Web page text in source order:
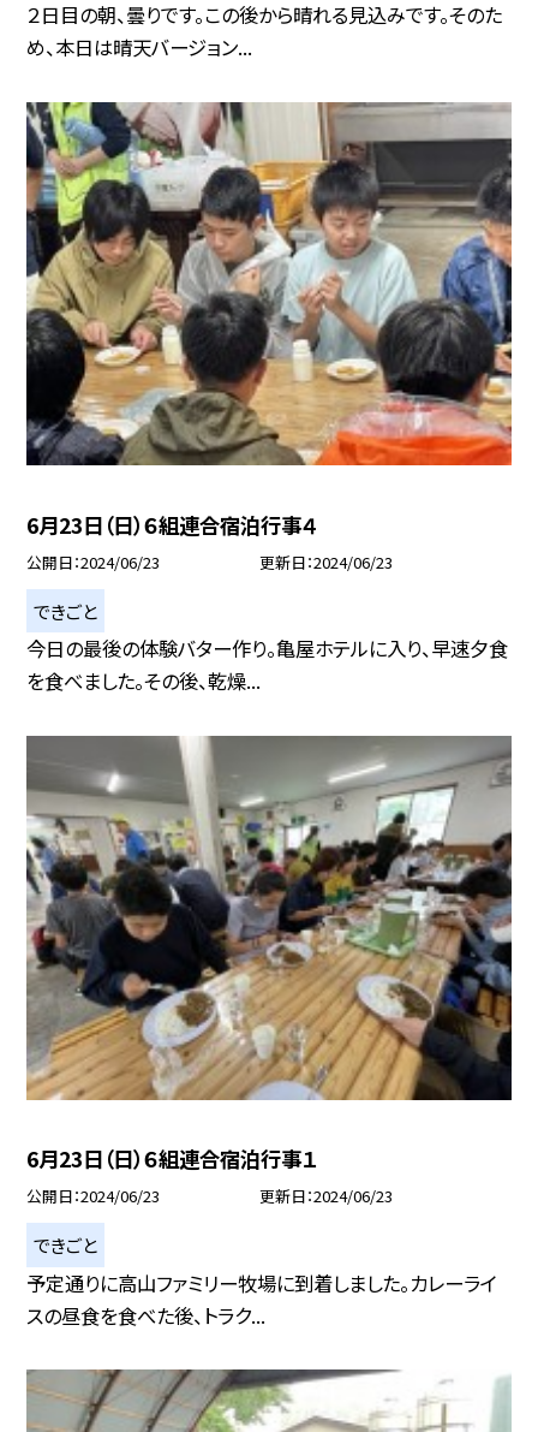
２日目の朝、曇りです。この後から晴れる見込みです。そのた
め、本日は晴天バージョン...
6月23日（日）６組連合宿泊行事４
公開日 2024/06/23 更新日 2024/06/23
できごと
今日の最後の体験バター作り。亀屋ホテルに入り、早速夕食
を食べました。その後、乾燥...
6月23日（日）６組連合宿泊行事１
公開日 2024/06/23 更新日 2024/06/23
できごと
予定通りに高山ファミリー牧場に到着しました。カレーライ
スの昼食を食べた後、トラク...